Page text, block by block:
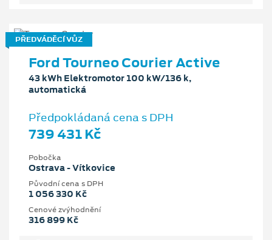
PŘEDVÁDĚCÍ VŮZ
Ford Tourneo Courier Active
43 kWh Elektromotor 100 kW/136 k,
automatická
Předpokládaná cena s DPH
739 431 Kč
Pobočka
Ostrava - Vítkovice
Původní cena s DPH
1 056 330 Kč
Cenové zvýhodnění
316 899 Kč